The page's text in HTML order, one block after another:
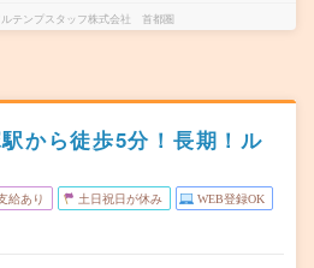
テンプスタッフ株式会社 首都圏
から徒歩5分！長期！ル
給あり 土日祝日が休み WEB登録OK